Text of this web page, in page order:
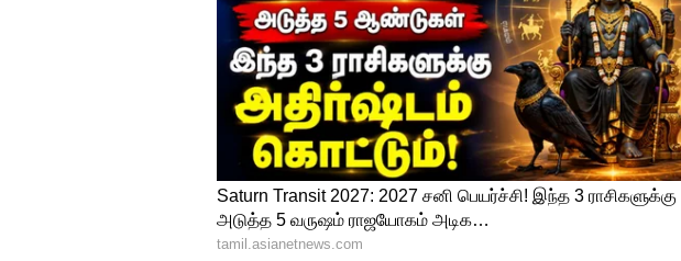
பால் (திறந்த பாக்கெட் / பாத்திரம்): 2 முதல் 3
பயன்படுத்திடணும். அதுக்கு மேல போனா புளிப்பு
உறையவும் ஆரம்பிக்கும். இது வயிற்றுப்
தயிர்: கடையில் வாங்கிய தயிர்னா 5-7 நாட்கள்
தோய்த்த தயிர்னா 3-4 நாட்களுக்குள் காலி
பன்னீர் / சீஸ் (Open செய்த பின்): 5-7 நாட்கள்
வழுவழுப்பாகவோ அல்லது நிறம் மாறியோ
போடுங்க.